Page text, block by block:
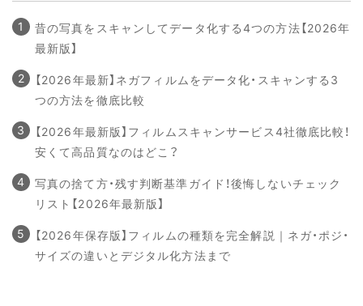
昔の写真をスキャンしてデータ化する4つの方法【2026年
最新版】
【2026年最新】ネガフィルムをデータ化・スキャンする3
つの方法を徹底比較
【2026年最新版】フィルムスキャンサービス4社徹底比較！
安くて高品質なのはどこ？
写真の捨て方・残す判断基準ガイド！後悔しないチェック
リスト【2026年最新版】
【2026年保存版】フィルムの種類を完全解説｜ネガ・ポジ・
サイズの違いとデジタル化方法まで